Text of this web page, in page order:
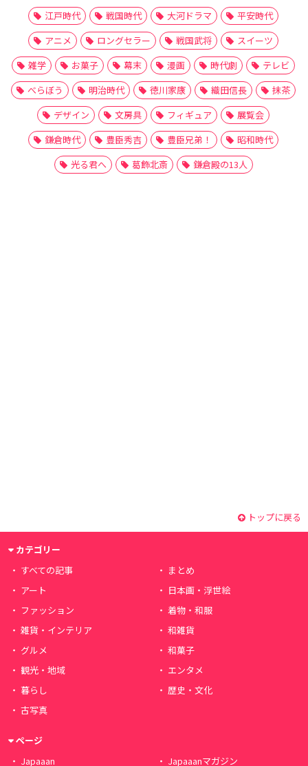
江戸時代 戦国時代 大河ドラマ
平安時代
アニメ
ロングセラー 戦国武将
スイーツ
雑学
お菓子 幕末 漫画 時代劇
テレビ
べらぼう
明治時代 徳川家康 織田信長
抹茶
デザイン
文房具 フィギュア
展覧会
鎌倉時代
豊臣秀吉 豊臣兄弟！
昭和時代
光る君へ
葛飾北斎 鎌倉殿の13人
トップに戻る
カテゴリー
すべての記事
まとめ
アート
日本画・浮世絵
ファッション
着物・和服
雑貨・インテリア
和雑貨
グルメ
和菓子
観光・地域
エンタメ
暮らし
歴史・文化
古写真
ページ
Japaaan
Japaaanマガジン